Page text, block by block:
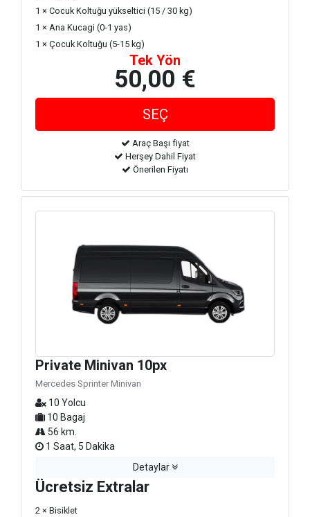
1 × Cocuk Koltuğu yükseltici (15 / 30 kg)
1 × Ana Kucagi (0-1 yas)
1 × Çocuk Koltuğu (5-15 kg)
Tek Yön
50,00 €
Araç Başı fiyat
Herşey Dahil Fiyat
Önerilen Fiyatı
Private Minivan 10px
Mercedes Sprinter Minivan
10 Yolcu
10 Bagaj
56 km.
1 Saat, 5 Dakika
Detaylar
Ücretsiz Extralar
2 × Bisiklet